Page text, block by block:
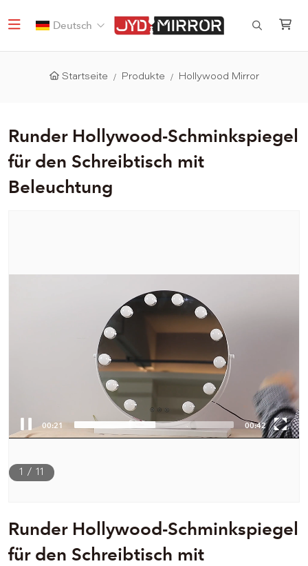
Deutsch
Startseite Produkte Hollywood Mirror
Runder Hollywood-Schminkspiegel
für den Schreibtisch mit
Beleuchtung
Runder Hollywood-Schminkspiegel
für den Schreibtisch mit
00:22 00:42
1 / 11